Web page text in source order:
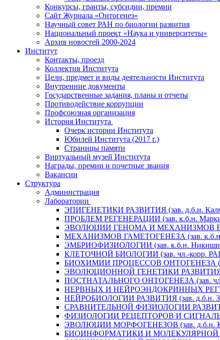
Конкурсы, гранты, субсидии, премии
Сайт Журнала «Онтогенез»
Научный совет РАН по биологии развития
Национальный проект «Наука и университеты»
Архив новостей 2000-2024
Институт
Контакты, проезд
Коллектив Института
Цели, предмет и виды деятельности Института
Внутренние документы
Государственные задания, планы и отчеты
Противодействие коррупции
Профсоюзная организация
История Института
Очерк истории Института
Юбилей Института (2017 г.)
Страницы памяти
Виртуальный музей Института
Награды, премии и почетные звания
Вакансии
Структура
Администрация
Лаборатории
ЭПИГЕНЕТИКИ РАЗВИТИЯ (зав. д.б.н.
ПРОБЛЕМ РЕГЕНЕРАЦИИ (зав. к.б.н.
ЭВОЛЮЦИИ ГЕНОМА И МЕХАНИЗМОВ
МЕХАНИЗМОВ ГАМЕТОГЕНЕЗА (зав.
ЭМБРИОФИЗИОЛОГИИ (зав. к.б.н.
КЛЕТОЧНОЙ БИОЛОГИИ (зав. чл.-корр.
БИОХИМИИ ПРОЦЕССОВ ОНТОГЕНЕЗА
ЭВОЛЮЦИОННОЙ ГЕНЕТИКИ РАЗВИТИЯ
ПОСТНАТАЛЬНОГО ОНТОГЕНЕЗА (зав.
НЕРВНЫХ И НЕЙРОЭНДОКРИННЫХ
НЕЙРОБИОЛОГИИ РАЗВИТИЯ (зав. д.б.н.
СРАВНИТЕЛЬНОЙ ФИЗИОЛОГИИ РАЗВИТИЯ
ФИЗИОЛОГИИ РЕЦЕПТОРОВ И
ЭВОЛЮЦИИ МОРФОГЕНЕЗОВ (зав. д.б.н.
БИОИНФОРМАТИКИ И МОЛЕКУЛЯРНОЙ